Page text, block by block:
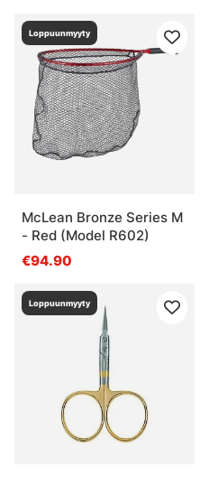
Loppuunmyyty
McLean Bronze Series M
- Red (Model R602)
€94.90
Loppuunmyyty